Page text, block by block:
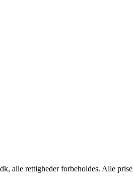
alle rettigheder forbeholdes. Alle